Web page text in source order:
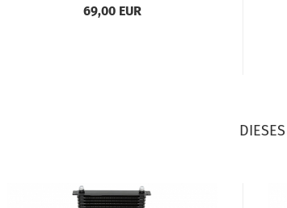
69,00 EUR